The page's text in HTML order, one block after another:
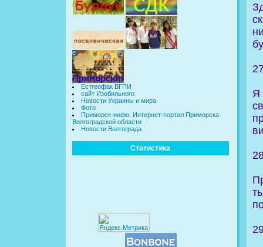
Естгеофак ВГПИ
сайт Изобильного
Новости Украины и мира
Фото
Приморск-инфо. Интернет-портал Приморска
Волгоградской области
Новости Волгограда
Статистика
Я